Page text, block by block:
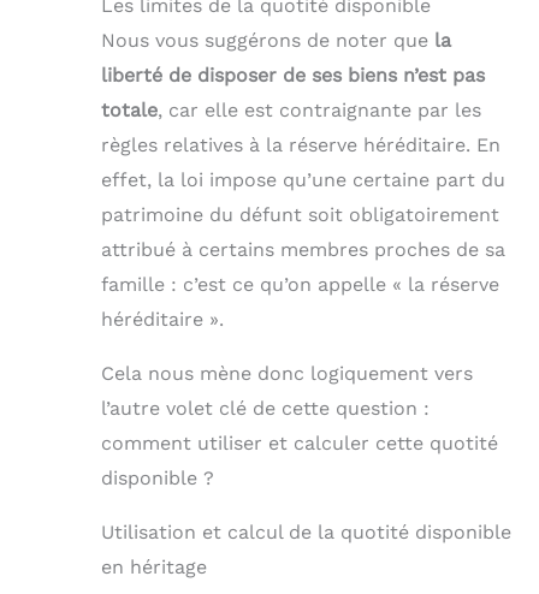
Les limites de la quotité disponible
Nous vous suggérons de noter que la
liberté de disposer de ses biens n’est pas
totale, car elle est contraignante par les
règles relatives à la réserve héréditaire. En
effet, la loi impose qu’une certaine part du
patrimoine du défunt soit obligatoirement
attribué à certains membres proches de sa
famille : c’est ce qu’on appelle « la réserve
héréditaire ».
Cela nous mène donc logiquement vers
l’autre volet clé de cette question :
comment utiliser et calculer cette quotité
disponible ?
Utilisation et calcul de la quotité disponible
en héritage